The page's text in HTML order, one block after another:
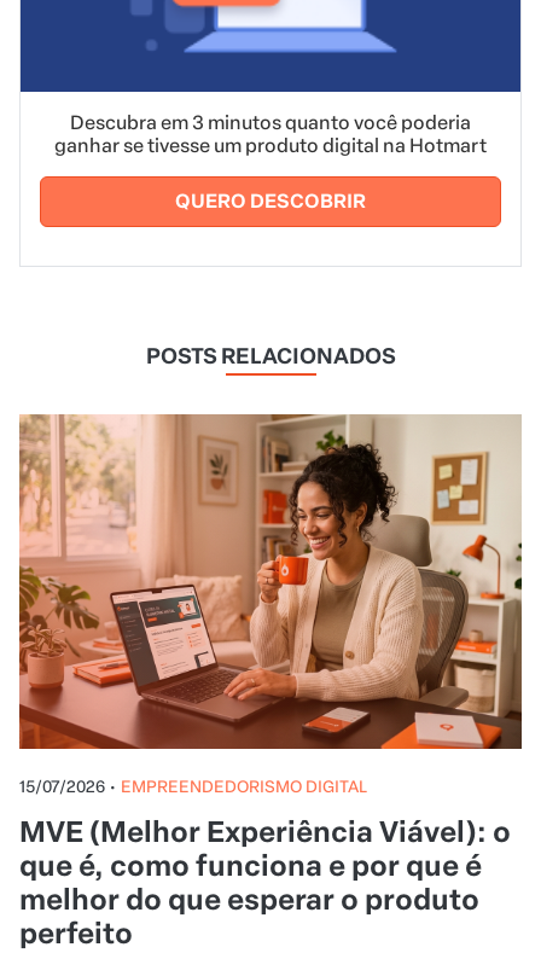
Descubra em 3 minutos quanto você poderia
ganhar se tivesse um produto digital na Hotmart
QUERO DESCOBRIR
POSTS RELACIONADOS
15/07/2026 • EMPREENDEDORISMO DIGITAL
MVE (Melhor Experiência Viável): o
que é, como funciona e por que é
melhor do que esperar o produto
perfeito